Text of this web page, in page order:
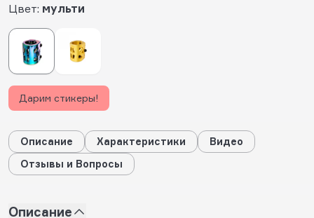
Цвет: мульти
Дарим стикеры!
Описание Характеристики
Видео
Отзывы и Вопросы
Описание